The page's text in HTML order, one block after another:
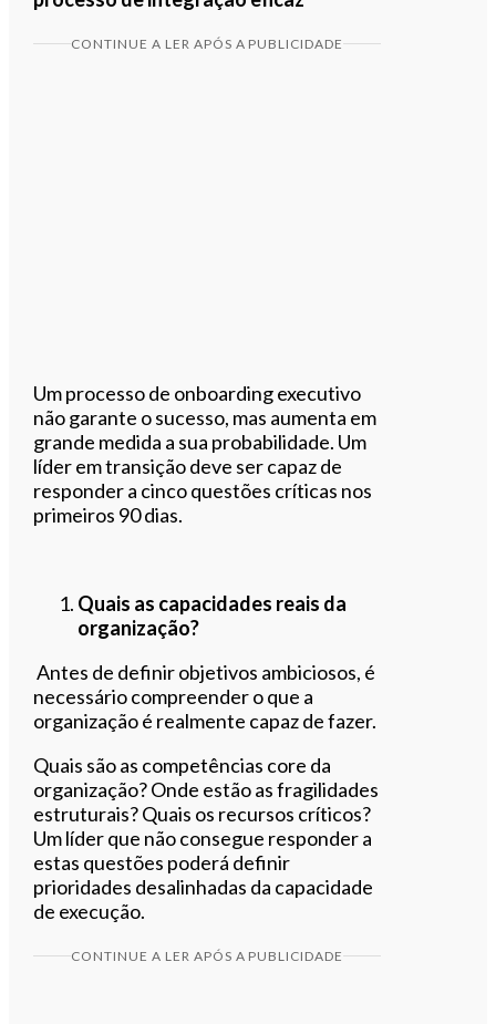
CONTINUE A LER APÓS A PUBLICIDADE
Um processo de onboarding executivo
não garante o sucesso, mas aumenta em
grande medida a sua probabilidade. Um
líder em transição deve ser capaz de
responder a cinco questões críticas nos
primeiros 90 dias.
Quais as capacidades reais da
organização?
Antes de definir objetivos ambiciosos, é
necessário compreender o que a
organização é realmente capaz de fazer.
Quais são as competências core da
organização? Onde estão as fragilidades
estruturais? Quais os recursos críticos?
Um líder que não consegue responder a
estas questões poderá definir
prioridades desalinhadas da capacidade
de execução.
CONTINUE A LER APÓS A PUBLICIDADE